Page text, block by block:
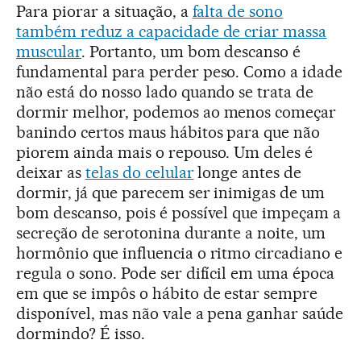
Para piorar a situação, a falta de sono
também reduz a capacidade de criar massa
muscular. Portanto, um bom descanso é
fundamental para perder peso. Como a idade
não está do nosso lado quando se trata de
dormir melhor, podemos ao menos começar
banindo certos maus hábitos para que não
piorem ainda mais o repouso. Um deles é
deixar as telas do celularlonge antes de
dormir, já que parecem ser inimigas de um
bom descanso, pois é possível que impeçam a
secreção de serotonina durante a noite, um
hormônio que influencia o ritmo circadiano e
regula o sono. Pode ser difícil em uma época
em que se impôs o hábito de estar sempre
disponível, mas não vale a pena ganhar saúde
dormindo? É isso.